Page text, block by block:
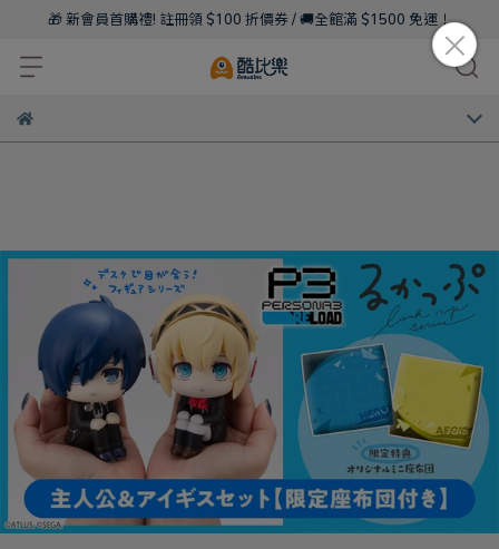
🎁 新會員首購禮! 註冊領 $100 折價券 / 🚚全館滿 $1500 免運！